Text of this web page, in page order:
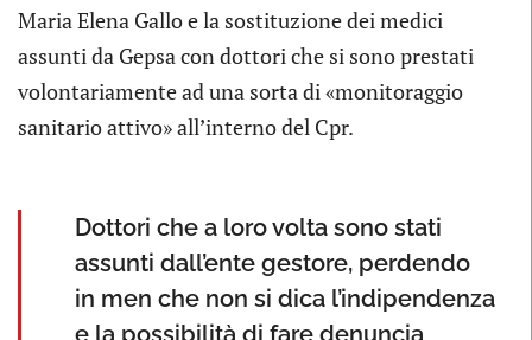
Maria Elena Gallo e la sostituzione dei medici
assunti da Gepsa con dottori che si sono prestati
volontariamente ad una sorta di «monitoraggio
sanitario attivo» all’interno del Cpr.
Dottori che a loro volta sono stati
assunti dall’ente gestore, perdendo
in men che non si dica l’indipendenza
e la possibilità di fare denuncia